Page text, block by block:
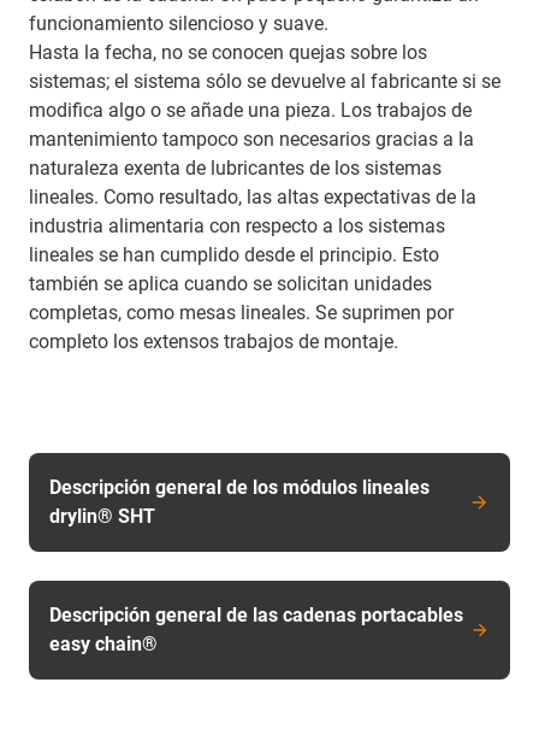
funcionamiento silencioso y suave.
Hasta la fecha, no se conocen quejas sobre los
sistemas; el sistema sólo se devuelve al fabricante si se
modifica algo o se añade una pieza. Los trabajos de
mantenimiento tampoco son necesarios gracias a la
naturaleza exenta de lubricantes de los sistemas
lineales. Como resultado, las altas expectativas de la
industria alimentaria con respecto a los sistemas
lineales se han cumplido desde el principio. Esto
también se aplica cuando se solicitan unidades
completas, como mesas lineales. Se suprimen por
completo los extensos trabajos de montaje.
Descripción general de los módulos lineales
drylin® SHT
Descripción general de las cadenas portacables
easy chain®